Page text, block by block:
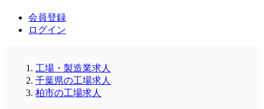
会員登録
ログイン
工場・製造業求人
千葉県の工場求人
柏市の工場求人